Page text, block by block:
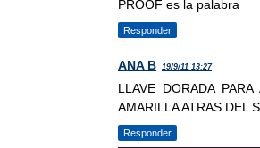
PROOF es la palabra
Responder
ANA B 19/9/11 13:27
LLAVE DORADA
AMARILLA ATRAS DEL
Responder